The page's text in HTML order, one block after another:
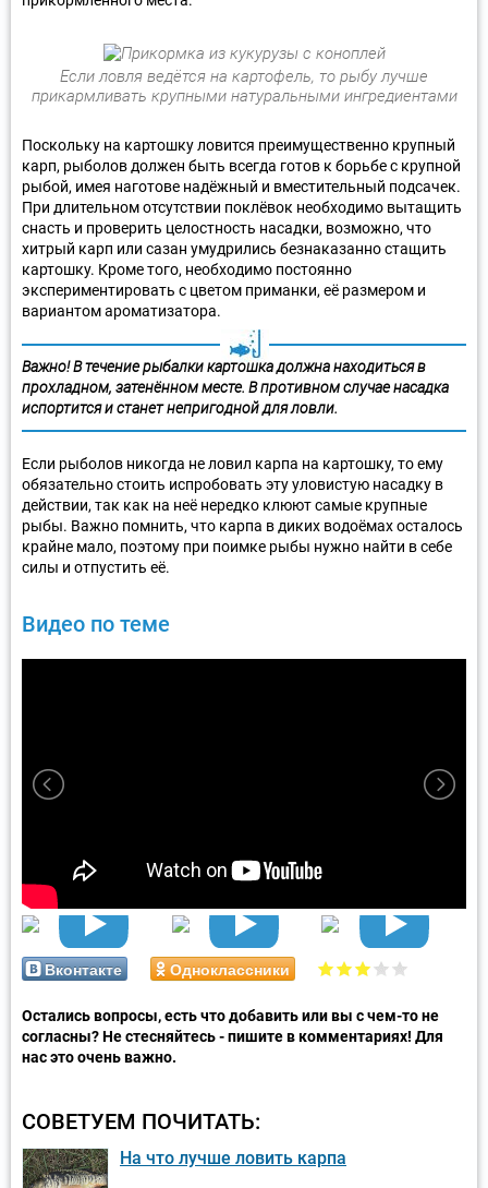
Если ловля ведётся на картофель, то рыбу лучше
прикармливать крупными натуральными ингредиентами
Поскольку на картошку ловится преимущественно крупный
карп, рыболов должен быть всегда готов к борьбе с крупной
рыбой, имея наготове надёжный и вместительный подсачек.
При длительном отсутствии поклёвок необходимо вытащить
снасть и проверить целостность насадки, возможно, что
хитрый карп или сазан умудрились безнаказанно стащить
картошку. Кроме того, необходимо постоянно
экспериментировать с цветом приманки, её размером и
вариантом ароматизатора.
Важно! В течение рыбалки картошка должна находиться в
прохладном, затенённом месте. В противном случае насадка
испортится и станет непригодной для ловли.
Если рыболов никогда не ловил карпа на картошку, то ему
обязательно стоить испробовать эту уловистую насадку в
действии, так как на неё нередко клюют самые крупные
рыбы. Важно помнить, что карпа в диких водоёмах осталось
крайне мало, поэтому при поимке рыбы нужно найти в себе
силы и отпустить её.
Видео по теме
Вконтакте Одноклассники
Остались вопросы, есть что добавить или вы с чем-то не
согласны? Не стесняйтесь - пишите в комментариях! Для
нас это очень важно.
СОВЕТУЕМ ПОЧИТАТЬ:
На что лучше ловить карпа